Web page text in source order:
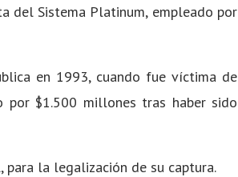
del Sistema Platinum, empleado por
en 1993, cuando fue víctima de
por $1.500 millones tras haber sido
la legalización de su captura.